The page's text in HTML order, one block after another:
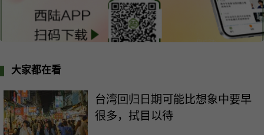
大家都在看
台湾回归日期可能比想象中要早
很多，拭目以待